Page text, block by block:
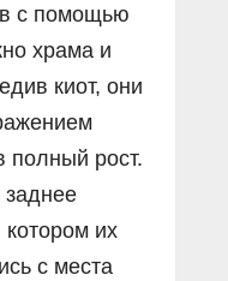
с помощью
храма и
киот, они
полный рост.
их
с места